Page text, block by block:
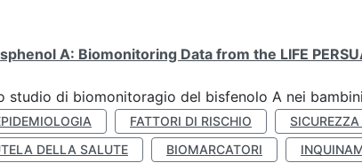
A: Biomonitoring Data from the LIFE
studio di biomonitoragio del bisfenolo A nei bambini
FATTORI DI RISCHIO
DELLA SALUTE BIOMARCATORI